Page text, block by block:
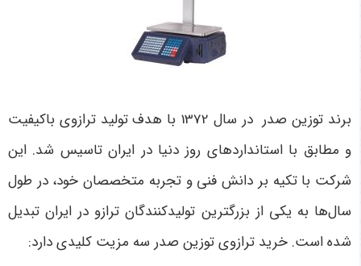
برند توزین صدر در سال 1372 با هدف تولید ترازوی باکیفیت
و مطابق با استانداردهای روز دنیا در ایران تاسیس شد. این
شرکت با تکیه بر دانش فنی و تجربه متخصصان خود، در طول
سال‌ها به یکی از بزرگترین تولیدکنندگان ترازو در ایران تبدیل
شده است. خرید ترازوی توزین صدر سه مزیت کلیدی دارد: